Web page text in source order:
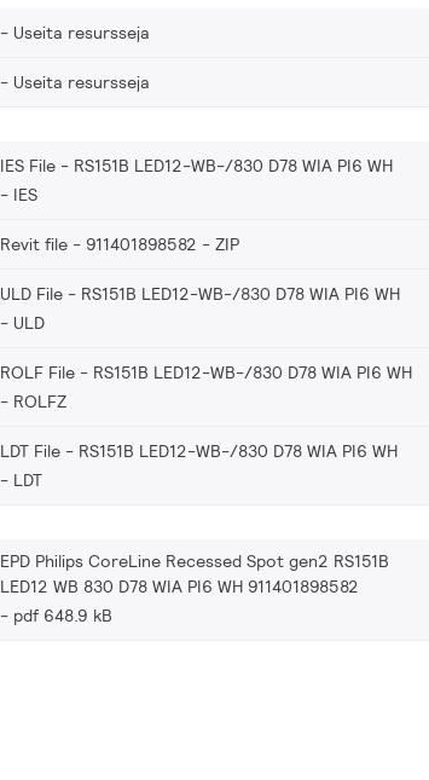
Useita resursseja
Useita resursseja
IES File - RS151B LED12-WB-/830 D78 WIA PI6 WH
IES
Revit file - 911401898582 ZIP
ULD File - RS151B LED12-WB-/830 D78 WIA PI6 WH
ULD
ROLF File - RS151B LED12-WB-/830 D78 WIA PI6 WH
ROLFZ
LDT File - RS151B LED12-WB-/830 D78 WIA PI6 WH
LDT
EPD Philips CoreLine Recessed Spot gen2 RS151B
LED12 WB 830 D78 WIA PI6 WH 911401898582
pdf 648.9 kB